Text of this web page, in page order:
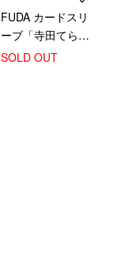
FUDA カードスリ
ーブ「寺田てら
#1」【スタンダー
SOLD OUT